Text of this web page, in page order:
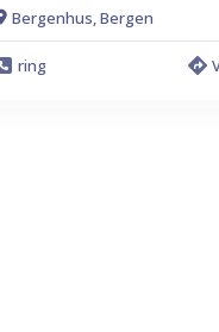
Bergenhus, Bergen
ring